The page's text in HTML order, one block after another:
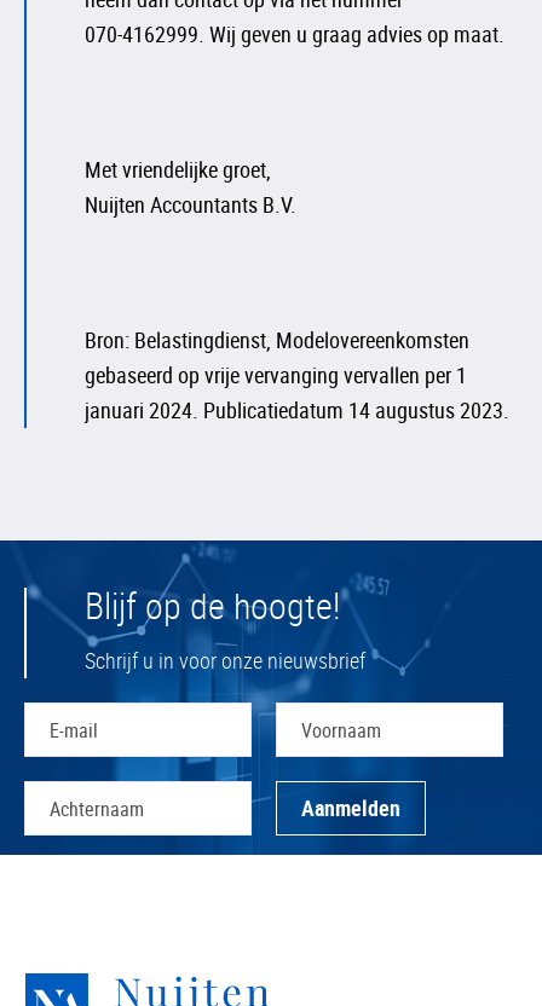
070-4162999. Wij geven u graag advies op maat.
Met vriendelijke groet,
Nuijten Accountants B.V.
Bron: Belastingdienst, Modelovereenkomsten
gebaseerd op vrije vervanging vervallen per 1
januari 2024. Publicatiedatum 14 augustus 2023.
Blijf op de hoogte!
Schrijf u in voor onze nieuwsbrief